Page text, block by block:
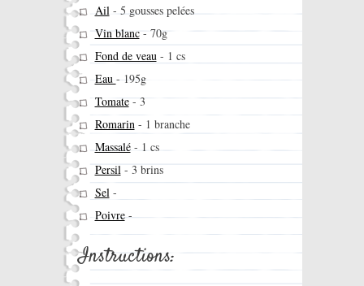
Ail- 5 gousses pelées
Vin blanc- 70g
Fond de veau- 1 cs
Eau -195g
Tomate-3
Romarin- 1 branche
Massalé- 1 cs
Persil- 3 brins
Sel-
Poivre-
Instructions: